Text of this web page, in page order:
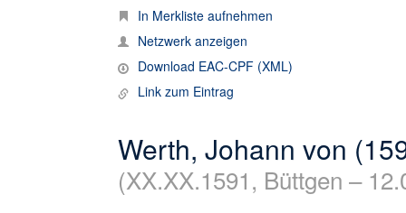
In Merkliste aufnehmen
Netzwerk anzeigen
Download EAC-CPF (XML)
Link zum Eintrag
Werth, Johann von
(XX.XX.1591, Büttgen –